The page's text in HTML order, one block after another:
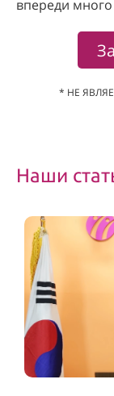
впереди много
* НЕ
Наши